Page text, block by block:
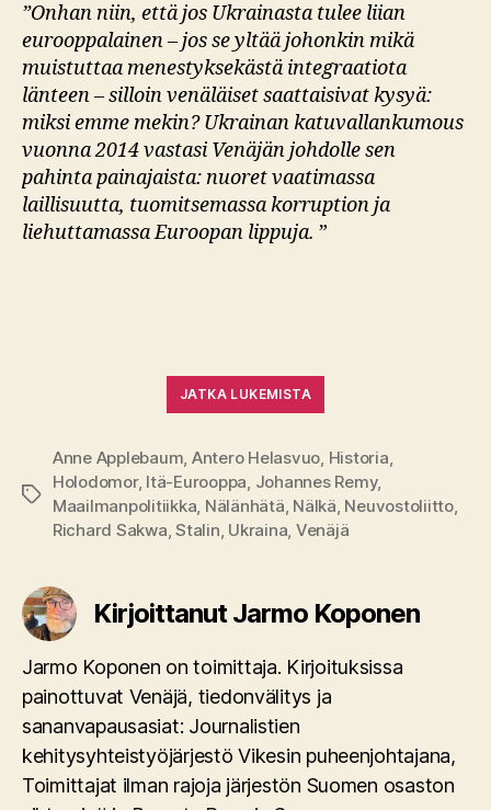
”Onhan niin, että jos Ukrainasta tulee liian
eurooppalainen – jos se yltää johonkin mikä
muistuttaa menestyksekästä integraatiota
länteen – silloin venäläiset saattaisivat kysyä:
miksi emme mekin? Ukrainan katuvallankumous
vuonna 2014 vastasi Venäjän johdolle sen
pahinta painajaista: nuoret vaatimassa
laillisuutta, tuomitsemassa korruption ja
liehuttamassa Euroopan lippuja. ”
JATKA LUKEMISTA
Avainsanat
Anne Applebaum Antero Helasvuo Historia
Holodomor, Itä-Eurooppa Johannes Remy,
Maailmanpolitiikka Nälänhätä Nälkä Neuvostoliitto,
Richard Sakwa ,Stalin Ukraina Venäjä
Kirjoittanut Jarmo Koponen
Jarmo Koponen on toimittaja. Kirjoituksissa
painottuvat Venäjä, tiedonvälitys ja
sananvapausasiat: Journalistien
kehitysyhteistyöjärjestö Vikesin puheenjohtajana,
Toimittajat ilman rajoja järjestön Suomen osaston